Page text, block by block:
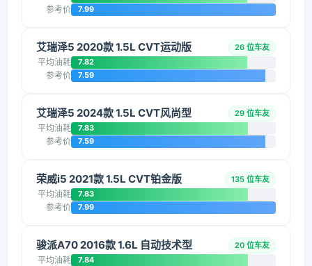
参考价 7.99
艾瑞泽5 2020款 1.5L CVT运动版 26 位车友
平均油耗 7.82
参考价 7.59
艾瑞泽5 2024款 1.5L CVT风尚型 29 位车友
平均油耗 7.83
参考价 7.59
荣威i5 2021款 1.5L CVT铂金版 135 位车友
平均油耗 7.83
参考价 7.99
骏派A70 2016款 1.6L 自动技术型 20 位车友
平均油耗 7.84